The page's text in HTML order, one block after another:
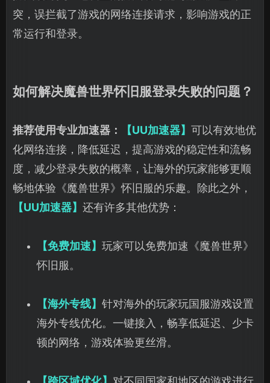
突，误拦截了游戏的网络连接请求，影响游戏的正
常运行和登录。
如何解决魔兽世界怀旧服登录失败的问题？
推荐使用专业加速器： 【UU加速器】 可以有效地优
化网络连接，降低延迟，提高游戏的稳定性和流畅
度，减少登录失败的概率，让海外的玩家能够更顺
畅地体验《魔兽世界》怀旧服的乐趣。除此之外，
【UU加速器】 还有许多其他优势：
【免费加速】 玩家可以免费加速《魔兽世界》
怀旧服。
【海外专线】 针对海外的玩家玩国服游戏设置
海外专线优化。一键接入，畅享低延迟、少卡
顿的网络，游戏体验更丝滑。